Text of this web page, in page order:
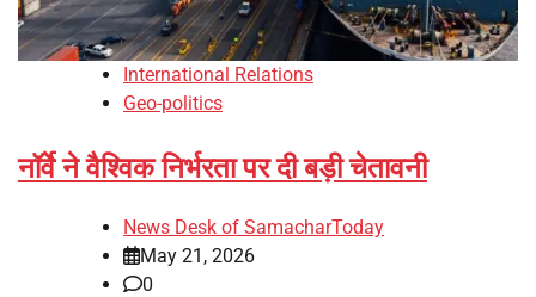
International Relations
Geo-politics
नॉर्वे ने वैश्विक निर्भरता पर दी बड़ी चेतावनी
News Desk of SamacharToday
May 21, 2026
0